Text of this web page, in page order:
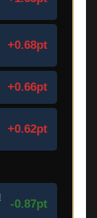
+0.68pt
+0.66pt
+0.62pt
-0.87pt